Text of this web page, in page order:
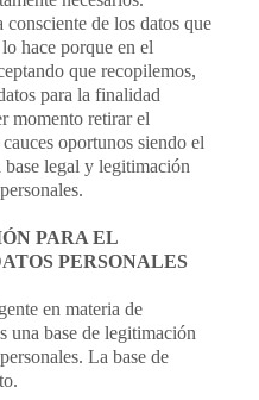
de los datos que
hace porque en el
que recopilemos,
para la finalidad
momento retirar el
oportunos siendo el
legal y legitimación
PARA EL
PERSONALES
en materia de
una base de legitimación
La base de